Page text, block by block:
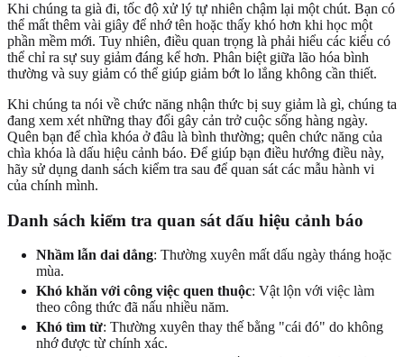
Khi chúng ta già đi, tốc độ xử lý tự nhiên chậm lại một chút. Bạn có
thể mất thêm vài giây để nhớ tên hoặc thấy khó hơn khi học một
phần mềm mới. Tuy nhiên, điều quan trọng là phải hiểu các kiểu có
thể chỉ ra sự suy giảm đáng kể hơn. Phân biệt giữa lão hóa bình
thường và suy giảm có thể giúp giảm bớt lo lắng không cần thiết.
Khi chúng ta nói về chức năng nhận thức bị suy giảm là gì, chúng ta
đang xem xét những thay đổi gây cản trở cuộc sống hàng ngày.
Quên bạn để chìa khóa ở đâu là bình thường; quên chức năng của
chìa khóa là dấu hiệu cảnh báo. Để giúp bạn điều hướng điều này,
hãy sử dụng danh sách kiểm tra sau để quan sát các mẫu hành vi
của chính mình.
Danh sách kiểm tra quan sát dấu hiệu cảnh báo
Nhầm lẫn dai dẳng: Thường xuyên mất dấu ngày tháng hoặc
mùa.
Khó khăn với công việc quen thuộc: Vật lộn với việc làm
theo công thức đã nấu nhiều năm.
Khó tìm từ: Thường xuyên thay thế bằng "cái đó" do không
nhớ được từ chính xác.